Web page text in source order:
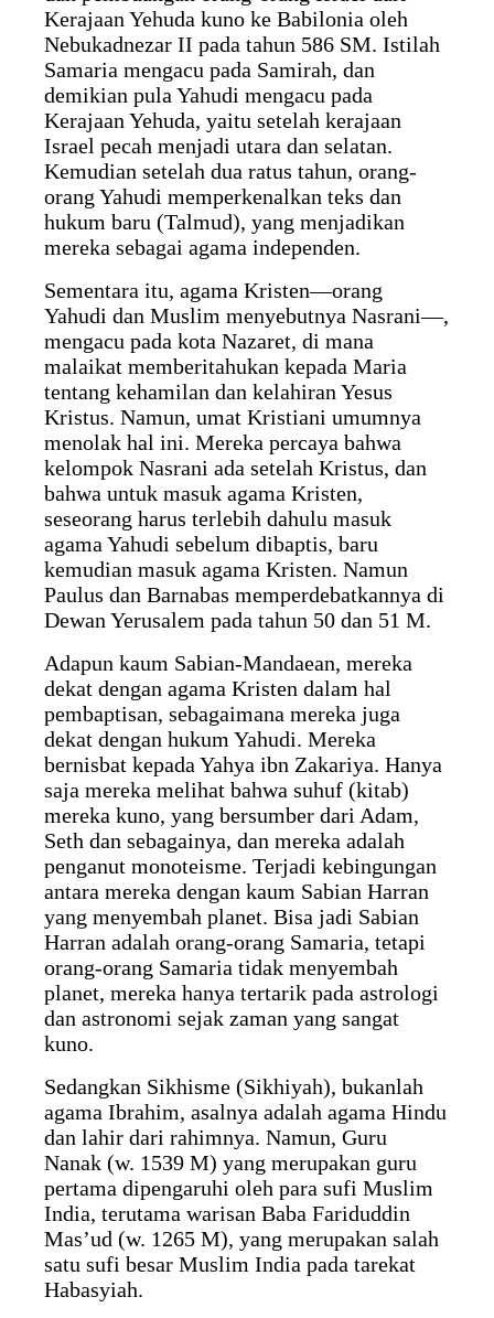
Kerajaan Yehuda kuno ke Babilonia oleh
Nebukadnezar II pada tahun 586 SM. Istilah
Samaria mengacu pada Samirah, dan
demikian pula Yahudi mengacu pada
Kerajaan Yehuda, yaitu setelah kerajaan
Israel pecah menjadi utara dan selatan.
Kemudian setelah dua ratus tahun, orang-
orang Yahudi memperkenalkan teks dan
hukum baru (Talmud), yang menjadikan
mereka sebagai agama independen.
Sementara itu, agama Kristen—orang
Yahudi dan Muslim menyebutnya Nasrani—,
mengacu pada kota Nazaret, di mana
malaikat memberitahukan kepada Maria
tentang kehamilan dan kelahiran Yesus
Kristus. Namun, umat Kristiani umumnya
menolak hal ini. Mereka percaya bahwa
kelompok Nasrani ada setelah Kristus, dan
bahwa untuk masuk agama Kristen,
seseorang harus terlebih dahulu masuk
agama Yahudi sebelum dibaptis, baru
kemudian masuk agama Kristen. Namun
Paulus dan Barnabas memperdebatkannya di
Dewan Yerusalem pada tahun 50 dan 51 M.
Adapun kaum Sabian-Mandaean, mereka
dekat dengan agama Kristen dalam hal
pembaptisan, sebagaimana mereka juga
dekat dengan hukum Yahudi. Mereka
bernisbat kepada Yahya ibn Zakariya. Hanya
saja mereka melihat bahwa suhuf (kitab)
mereka kuno, yang bersumber dari Adam,
Seth dan sebagainya, dan mereka adalah
penganut monoteisme. Terjadi kebingungan
antara mereka dengan kaum Sabian Harran
yang menyembah planet. Bisa jadi Sabian
Harran adalah orang-orang Samaria, tetapi
orang-orang Samaria tidak menyembah
planet, mereka hanya tertarik pada astrologi
dan astronomi sejak zaman yang sangat
kuno.
Sedangkan Sikhisme (Sikhiyah), bukanlah
agama Ibrahim, asalnya adalah agama Hindu
dan lahir dari rahimnya. Namun, Guru
Nanak (w. 1539 M) yang merupakan guru
pertama dipengaruhi oleh para sufi Muslim
India, terutama warisan Baba Fariduddin
Mas’ud (w. 1265 M), yang merupakan salah
satu sufi besar Muslim India pada tarekat
Habasyiah.